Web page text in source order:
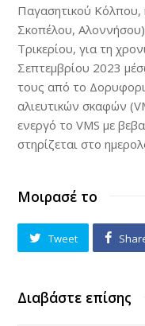
Παγασητικού Κόλπου,
Σκοπέλου,
Τρικερίου, για τη
Σεπτεμβρίου 2023
τους από το
αλιευτικών σκαφών
ενεργό το VMS με
στηρίζεται στο
Μοιρασέ το
Tweet
Διαβάστε επίσης